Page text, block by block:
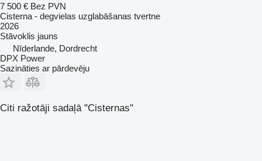
7 500 € Bez PVN
Cisterna - degvielas uzglabāšanas tvertne
2026
Stāvoklis jauns
Nīderlande, Dordrecht
DPX Power
Sazināties ar pārdevēju
Citi ražotāji sadaļā "Cisternas"